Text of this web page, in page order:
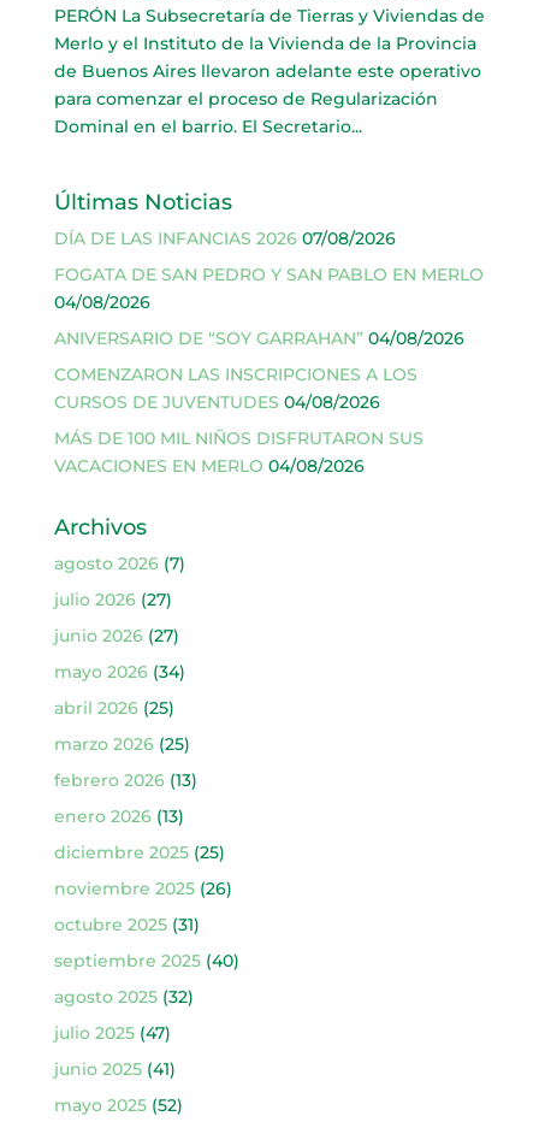
PERÓN La Subsecretaría de Tierras y Viviendas de
Merlo y el Instituto de la Vivienda de la Provincia
de Buenos Aires llevaron adelante este operativo
para comenzar el proceso de Regularización
Dominal en el barrio. El Secretario...
Últimas Noticias
DÍA DE LAS INFANCIAS 2026 07/08/2026
FOGATA DE SAN PEDRO Y SAN PABLO EN MERLO
04/08/2026
ANIVERSARIO DE “SOY GARRAHAN” 04/08/2026
COMENZARON LAS INSCRIPCIONES A LOS
CURSOS DE JUVENTUDES 04/08/2026
MÁS DE 100 MIL NIÑOS DISFRUTARON SUS
VACACIONES EN MERLO 04/08/2026
Archivos
agosto 2026(7)
julio 2026(27)
junio 2026(27)
mayo 2026(34)
abril 2026(25)
marzo 2026(25)
febrero 2026(13)
enero 2026(13)
diciembre 2025(25)
noviembre 2025(26)
octubre 2025(31)
septiembre 2025(40)
agosto 2025(32)
julio 2025(47)
junio 2025(41)
mayo 2025(52)